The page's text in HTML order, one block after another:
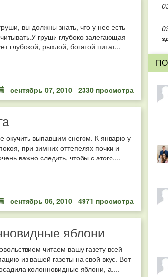
вы должны знать, что у нее есть
груши глубоко залегающая
глубокой, рыхлой, богатой питат...
сентябрь 07, 2010 2330 просмотра
окучить выпавшим снегом. К январю у
при зимних оттепелях почки и
важно следить, чтобы с этого....
сентябрь 06, 2010 4971 просмотра
яблони
читаем вашу газету всей
из вашей газеты на свой вкус. Вот
колонновидные яблони, а....